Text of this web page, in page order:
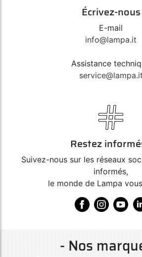
Écrivez-nous
E-mail
info@lampa.it
Assistance
service@lampa.it
Restez
Suivez-nous sur les réseaux
informés,
le monde de Lampa
- Nos